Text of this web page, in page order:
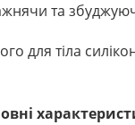
та
для тіла